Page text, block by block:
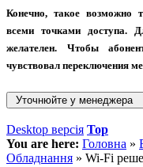
Конечно, такое возможно
всеми точками доступа.
желателен. Чтобы
чувствовал переключения
Desktop версія Top
You are here: Головна »
Обладнання » Wi-Fi